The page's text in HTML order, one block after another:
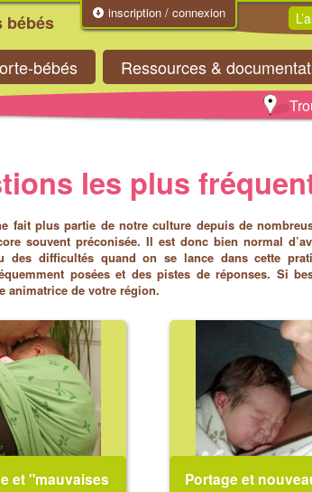
inscription / connexion
bébés
bébés Ressources &
les plus
fait plus partie de notre culture depuis de
souvent préconisée. Il est donc bien normal
des difficultés quand on se lance dans cette
posées et des pistes de réponses. Si
animatrice de votre région.
et "mauvaises
Portage et